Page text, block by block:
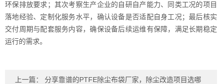
环保排放要求；其次考察生产企业的自研自产能力、同类工况的项目
落地经验、定制化服务水平，确认设备是否适配自身工况；最后核实
交付周期与配套服务内容，确保设备后续运维有保障，满足长期稳定
运行的需求。
上一篇： 分享靠谱的PTFE除尘布袋厂家，除尘改造项目选哪